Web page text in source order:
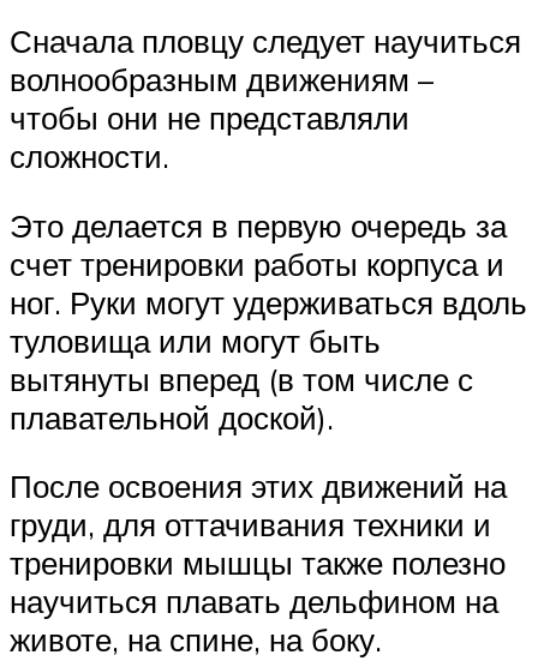
Сначала пловцу следует научиться
волнообразным движениям –
чтобы они не представляли
сложности.
Это делается в первую очередь за
счет тренировки работы корпуса и
ног. Руки могут удерживаться вдоль
туловища или могут быть
вытянуты вперед (в том числе с
плавательной доской).
После освоения этих движений на
груди, для оттачивания техники и
тренировки мышцы также полезно
научиться плавать дельфином на
животе, на спине, на боку.